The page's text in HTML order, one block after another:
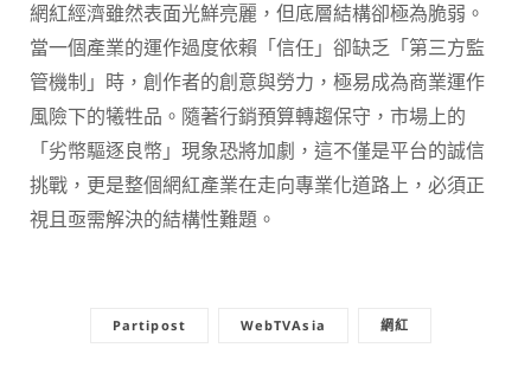
網紅經濟雖然表面光鮮亮麗，但底層結構卻極為脆弱。
當一個產業的運作過度依賴「信任」卻缺乏「第三方監
管機制」時，創作者的創意與勞力，極易成為商業運作
風險下的犧牲品。隨著行銷預算轉趨保守，市場上的
「劣幣驅逐良幣」現象恐將加劇，這不僅是平台的誠信
挑戰，更是整個網紅產業在走向專業化道路上，必須正
視且亟需解決的結構性難題。
Partipost WebTVAsia 網紅